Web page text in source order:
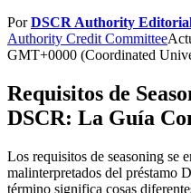
PorDSCR Authority
Authority Credit Committee
GMT+0000 (Coordinated
Requisitos de
DSCR: La Guía
Los requisitos de seasoning se
malinterpretados del préstamo
término significa cosas